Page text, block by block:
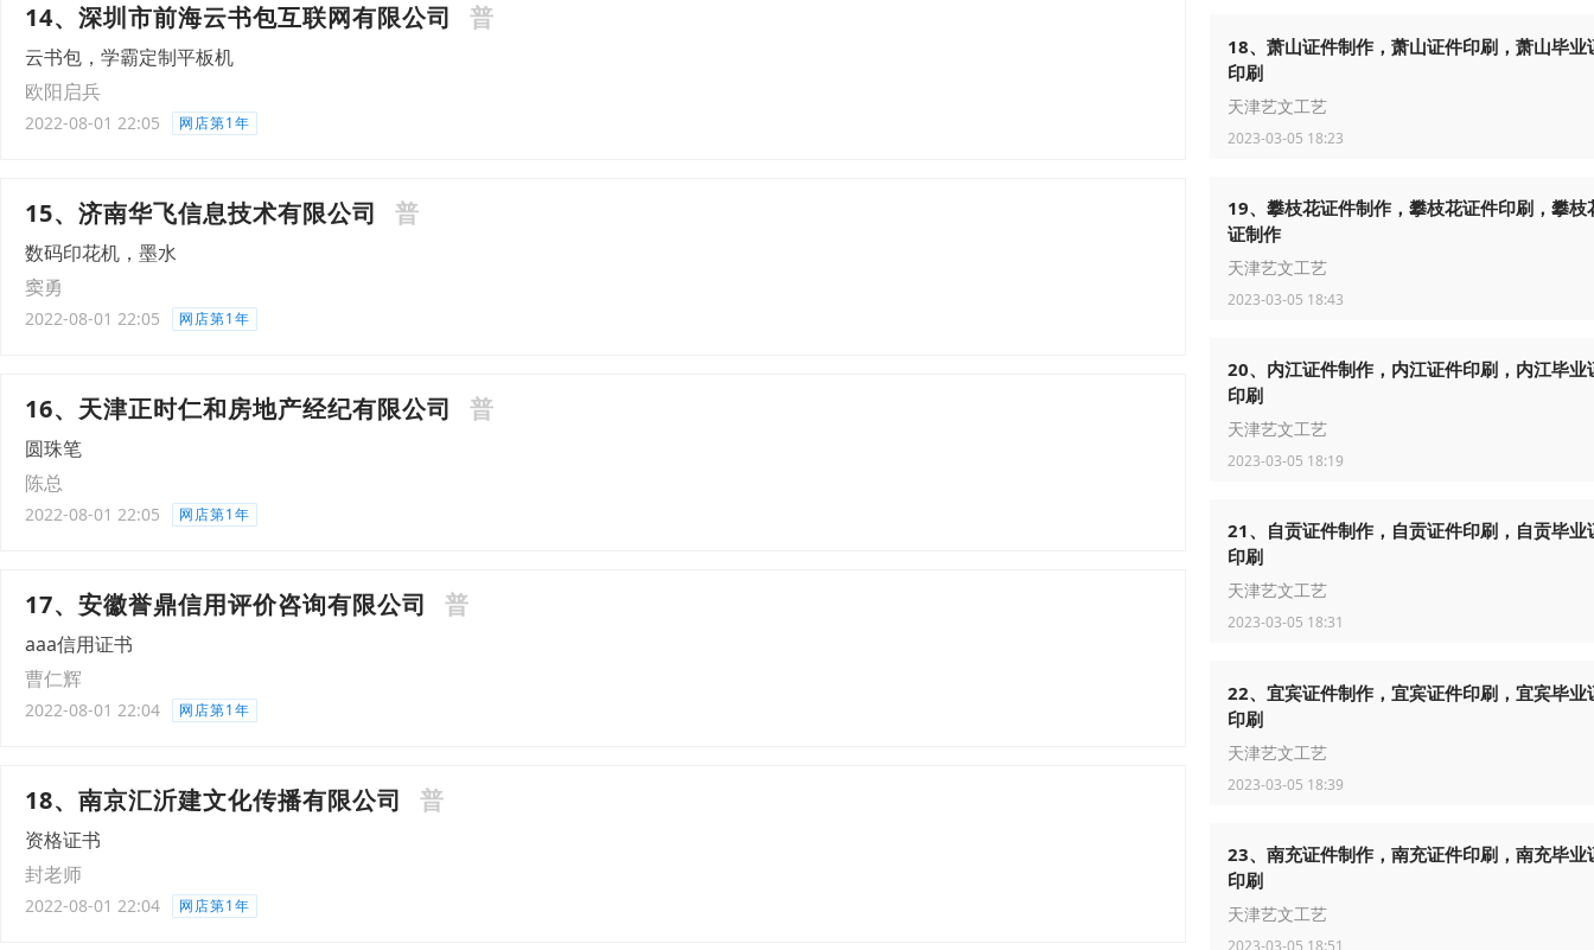
14、深圳市前海云书包互联网有限公司 普
云书包，学霸定制平板机
欧阳启兵
2022-08-01 22:05 网店第1年
15、济南华飞信息技术有限公司 普
数码印花机，墨水
窦勇
2022-08-01 22:05 网店第1年
16、天津正时仁和房地产经纪有限公司 普
圆珠笔
陈总
2022-08-01 22:05 网店第1年
17、安徽誉鼎信用评价咨询有限公司 普
aaa信用证书
曹仁辉
2022-08-01 22:04 网店第1年
18、南京汇沂建文化传播有限公司 普
资格证书
封老师
2022-08-01 22:04 网店第1年
18、萧山证件制作，萧山证件印刷，萧山毕业
印刷
天津艺文工艺
2023-03-05 18:23
19、攀枝花证件制作，攀枝花证件印刷，攀枝
证制作
天津艺文工艺
2023-03-05 18:43
20、内江证件制作，内江证件印刷，内江毕业
印刷
天津艺文工艺
2023-03-05 18:19
21、自贡证件制作，自贡证件印刷，自贡毕业
印刷
天津艺文工艺
2023-03-05 18:31
22、宜宾证件制作，宜宾证件印刷，宜宾毕业
印刷
天津艺文工艺
2023-03-05 18:39
23、南充证件制作，南充证件印刷，南充毕业
印刷
天津艺文工艺
2023-03-05 18:51